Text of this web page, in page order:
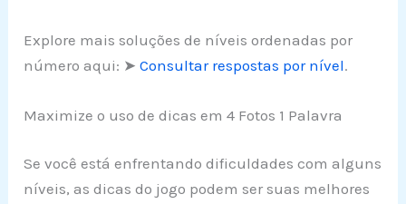
Explore mais soluções de níveis ordenadas por
número aqui: ➤Consultar respostas por nível.
Maximize o uso de dicas em 4 Fotos 1 Palavra
Se você está enfrentando dificuldades com alguns
níveis, as dicas do jogo podem ser suas melhores